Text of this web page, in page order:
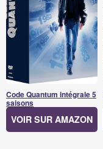
Code Quantum intégrale 5
saisons
VOIR SUR AMAZON